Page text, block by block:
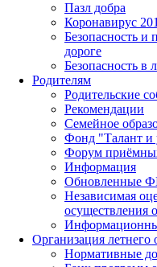
Пазл добра
Коронавирус
Безопасность и
дороге
Безопасность в
Родителям
Родительские
Рекомендации
Семейное
Фонд "Талант и
Форум
Информация
Обновленные
Независимая
осуществления
Организация летнего
Нормативные